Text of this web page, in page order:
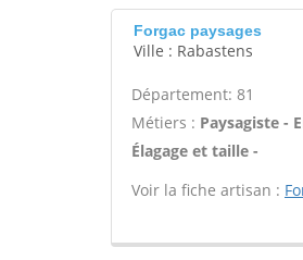
Forgac paysages
Ville : Rabastens
Département: 81
Métiers : Paysagiste -
Élagage et taille -
Voir la fiche artisan :